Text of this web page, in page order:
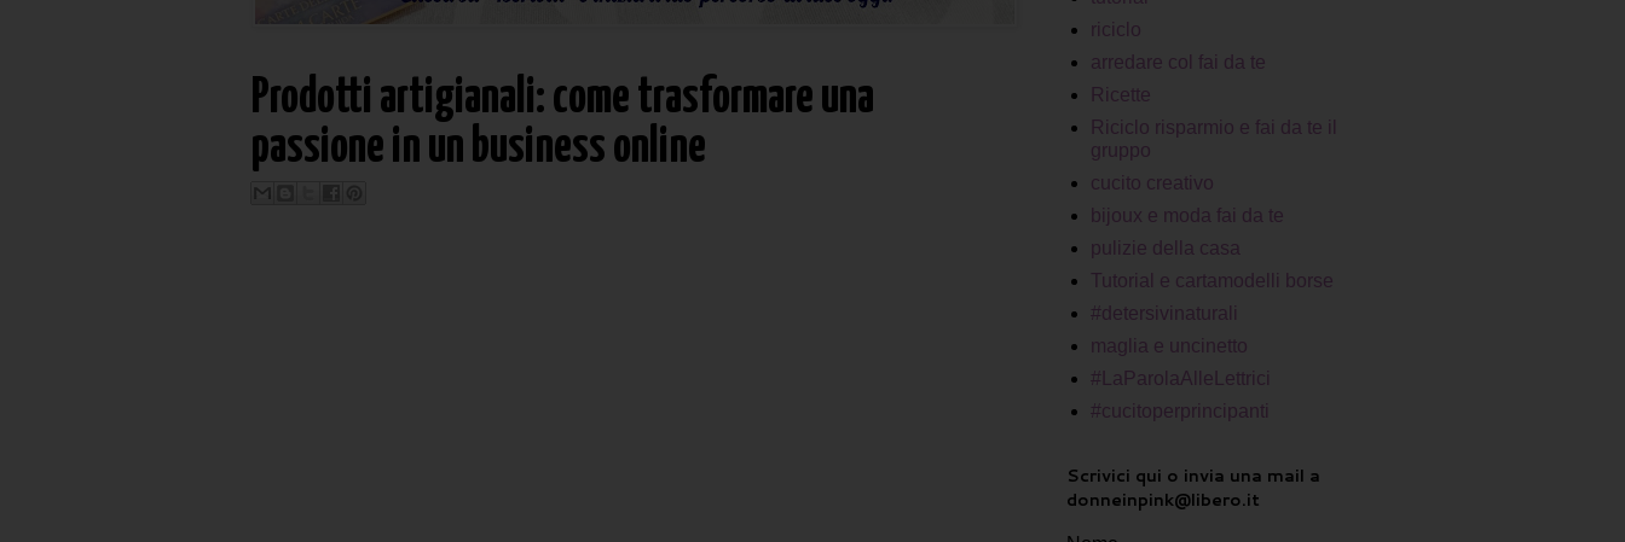
Prodotti artigianali: come trasformare una
passione in un business online
riciclo
arredare col fai da te
Ricette
Riciclo risparmio e fai da te il
gruppo
cucito creativo
bijoux e moda fai da te
pulizie della casa
Tutorial e cartamodelli borse
#detersivinaturali
maglia e uncinetto
#LaParolaAlleLettrici
#cucitoperprincipanti
Scrivici qui o invia una mail a
donneinpink@libero.it